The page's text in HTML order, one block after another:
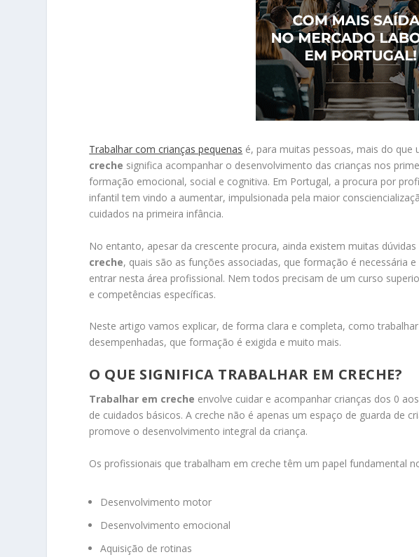
Trabalhar com crianças pequenas é, para muitas pessoas, mais do que
creche significa acompanhar o desenvolvimento das crianças nos
formação emocional, social e cognitiva. Em Portugal, a procura por
infantil tem vindo a aumentar, impulsionada pela maior
cuidados na primeira infância.
No entanto, apesar da crescente procura, ainda existem muitas dúvidas
creche, quais são as funções associadas, que formação é necessária
entrar nesta área profissional. Nem todos precisam de um curso
e competências específicas.
Neste artigo vamos explicar, de forma clara e completa, como
desempenhadas, que formação é exigida e muito mais.
O QUE SIGNIFICA TRABALHAR EM CRECHE?
Trabalhar em creche envolve cuidar e acompanhar crianças dos 0
de cuidados básicos. A creche não é apenas um espaço de guarda de
promove o desenvolvimento integral da criança.
Os profissionais que trabalham em creche têm um papel fundamental
Desenvolvimento motor
Desenvolvimento emocional
Aquisição de rotinas